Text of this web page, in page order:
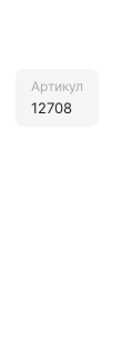
Артикул
12708